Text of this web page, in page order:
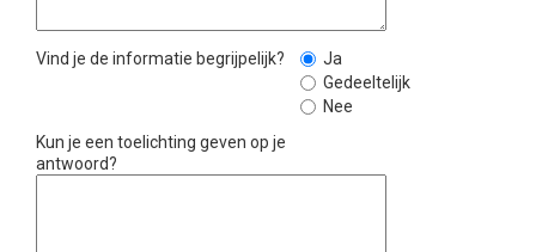
Vind je de informatie begrijpelijk?
Ja
Gedeeltelijk
Nee
Kun je een toelichting geven op je
antwoord?